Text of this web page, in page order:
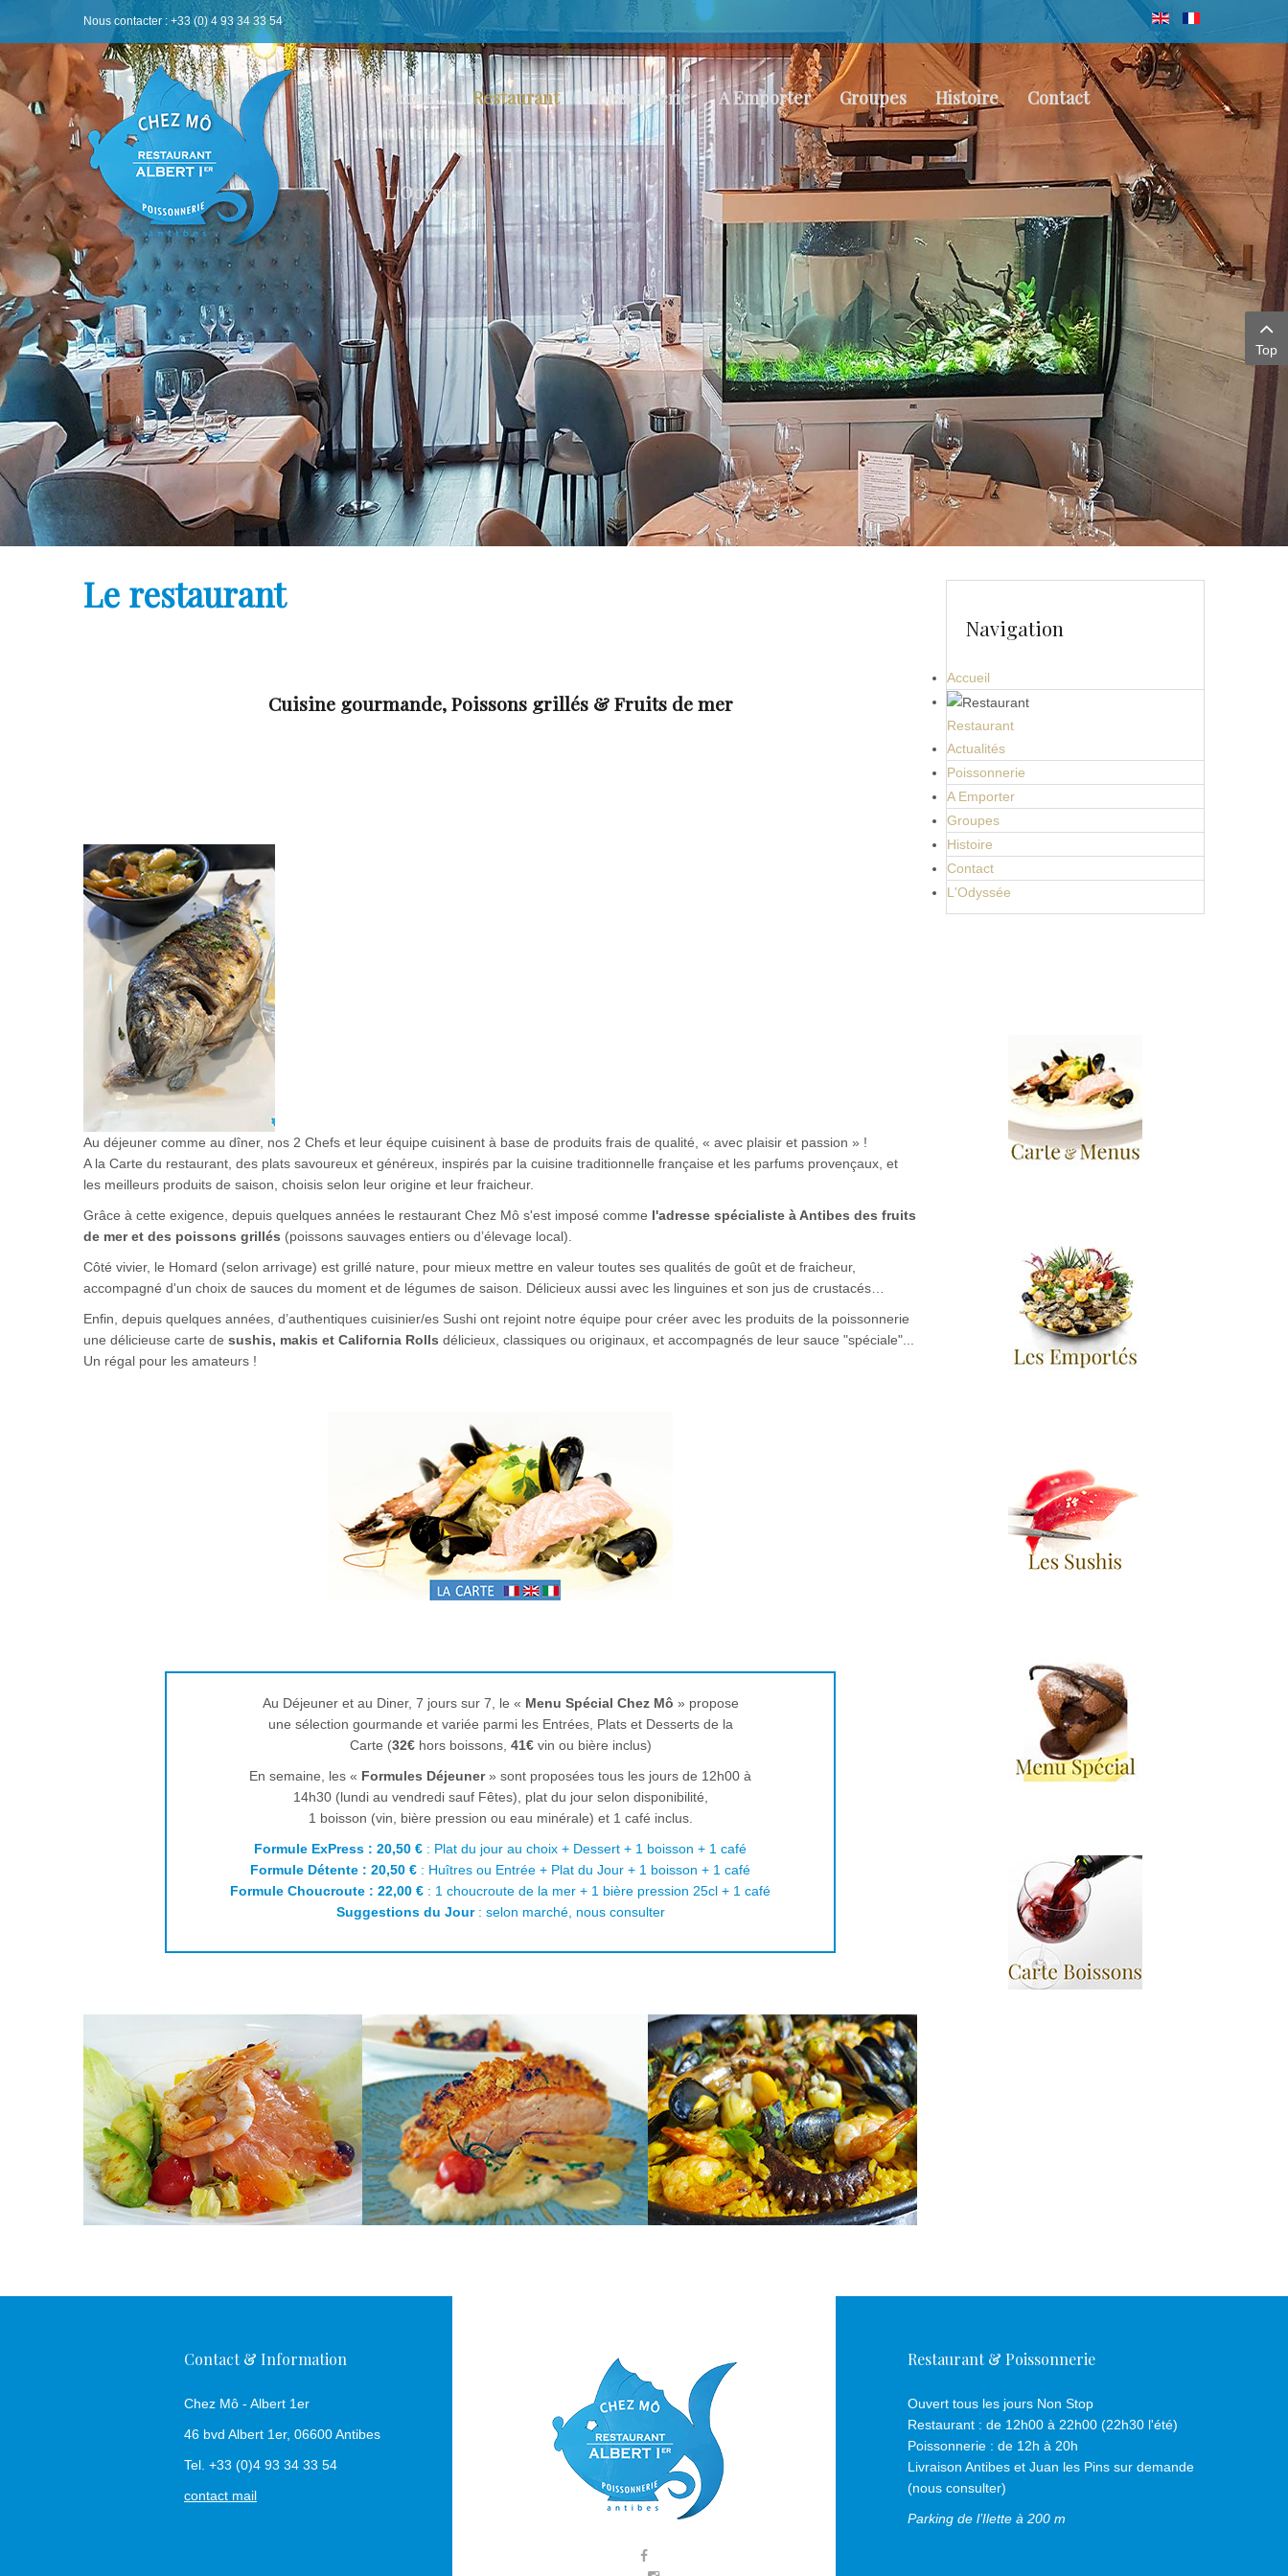
Nous contacter: +33 (0) 4 93 34 33 54
Accueil Restaurant Poissonnerie A Emporter Groupes Histoire Contact
L'Odyssée
Le restaurant
Cuisine gourmande, Poissons grillés & Fruits de mer
Au déjeuner comme au dîner, nos 2 Chefs et leur équipe cuisinent à base de produits frais de qualité, « avec plaisir et passion » !
A la Carte du restaurant, des plats savoureux et généreux, inspirés par la cuisine traditionnelle française et les parfums provençaux, et
les meilleurs produits de saison, choisis selon leur origine et leur fraicheur.
Grâce à cette exigence, depuis quelques années le restaurant Chez Mô s'est imposé comme l'adresse spécialiste à Antibes des fruits
de mer et des poissons grillés (poissons sauvages entiers ou d’élevage local).
Côté vivier, le Homard (selon arrivage) est grillé nature, pour mieux mettre en valeur toutes ses qualités de goût et de fraicheur,
accompagné d'un choix de sauces du moment et de légumes de saison. Délicieux aussi avec les linguines et son jus de crustacés…
Enfin, depuis quelques années, d’authentiques cuisinier/es Sushi ont rejoint notre équipe pour créer avec les produits de la poissonnerie
une délicieuse carte de sushis, makis et California Rolls délicieux, classiques ou originaux, et accompagnés de leur sauce "spéciale"...
Un régal pour les amateurs !
Au Déjeuner et au Diner, 7 jours sur 7, le « Menu Spécial Chez Mô » propose
une sélection gourmande et variée parmi les Entrées, Plats et Desserts de la
Carte (32€hors boissons, 41€vin ou bière inclus)
En semaine, les « Formules Déjeuner» sont proposées tous les jours de 12h00 à
14h30 (lundi au vendredi sauf Fêtes), plat du jour selon disponibilité,
1 boisson (vin, bière pression ou eau minérale) et 1 café inclus.
Formule ExPress : 20,50 € : Plat du jour au choix + Dessert + 1 boisson + 1 café
Formule Détente : 20,50 € : Huîtres ou Entrée + Plat du Jour + 1 boisson + 1 café
Formule Choucroute : 22,00 € : 1 choucroute de la mer + 1 bière pression 25cl + 1 café
Suggestions du Jour: selon marché, nous consulter
Navigation
Accueil
Restaurant
Actualités
Poissonnerie
A Emporter
Groupes
Histoire
Contact
L'Odyssée
Contact & Information
Chez Mô - Albert 1er
46 bvd Albert 1er, 06600 Antibes
Tel. +33 (0)4 93 34 33 54
contact mail
Restaurant & Poissonnerie
Ouvert tous les jours Non Stop
Restaurant : de 12h00 à 22h00 (22h30 l'été)
Poissonnerie : de 12h à 20h
Livraison Antibes et Juan les Pins sur demande
(nous consulter)
Parking de l’Ilette à 200 m
Top